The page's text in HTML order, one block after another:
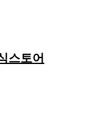
스토어